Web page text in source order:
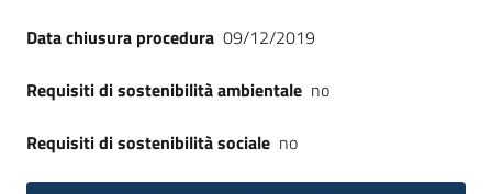
Data chiusura procedura 09/12/2019
Requisiti di sostenibilità ambientale no
Requisiti di sostenibilità sociale no